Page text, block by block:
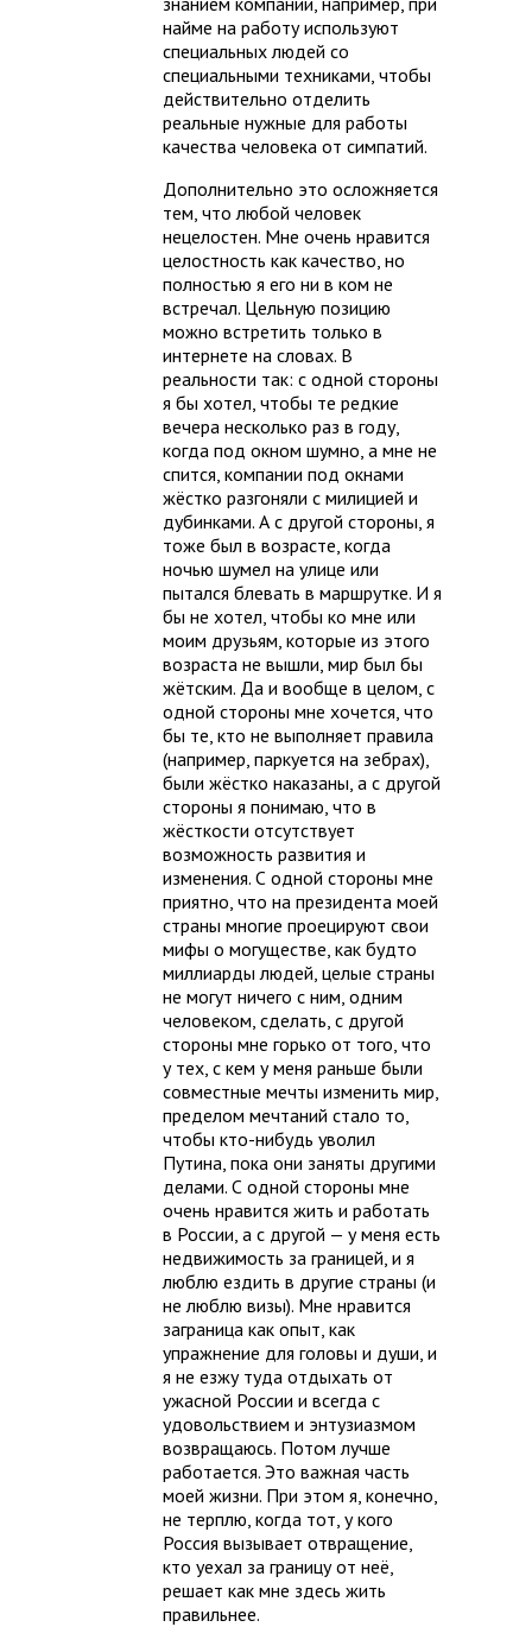
найме на работу используют
специальных людей со
специальными техниками, чтобы
действительно отделить
реальные нужные для работы
качества человека от симпатий.
Дополнительно это осложняется
тем, что любой человек
нецелостен. Мне очень нравится
целостность как качество, но
полностью я его ни в ком не
встречал. Цельную позицию
можно встретить только в
интернете на словах. В
реальности так: с одной стороны
я бы хотел, чтобы те редкие
вечера несколько раз в году,
когда под окном шумно, а мне не
спится, компании под окнами
жёстко разгоняли с милицией и
дубинками. А с другой стороны, я
тоже был в возрасте, когда
ночью шумел на улице или
пытался блевать в маршрутке. И я
бы не хотел, чтобы ко мне или
моим друзьям, которые из этого
возраста не вышли, мир был бы
жётским. Да и вообще в целом, с
одной стороны мне хочется, что
бы те, кто не выполняет правила
(например, паркуется на зебрах),
были жёстко наказаны, а с другой
стороны я понимаю, что в
жёсткости отсутствует
возможность развития и
изменения. С одной стороны мне
приятно, что на президента моей
страны многие проецируют свои
мифы о могуществе, как будто
миллиарды людей, целые страны
не могут ничего с ним, одним
человеком, сделать, с другой
стороны мне горько от того, что
у тех, с кем у меня раньше были
совместные мечты изменить мир,
пределом мечтаний стало то,
чтобы кто-нибудь уволил
Путина, пока они заняты другими
делами. С одной стороны мне
очень нравится жить и работать
в России, а с другой — у меня есть
недвижимость за границей, и я
люблю ездить в другие страны (и
не люблю визы). Мне нравится
заграница как опыт, как
упражнение для головы и души, и
я не езжу туда отдыхать от
ужасной России и всегда с
удовольствием и энтузиазмом
возвращаюсь. Потом лучше
работается. Это важная часть
моей жизни. При этом я, конечно,
не терплю, когда тот, у кого
Россия вызывает отвращение,
кто уехал за границу от неё,
решает как мне здесь жить
правильнее.